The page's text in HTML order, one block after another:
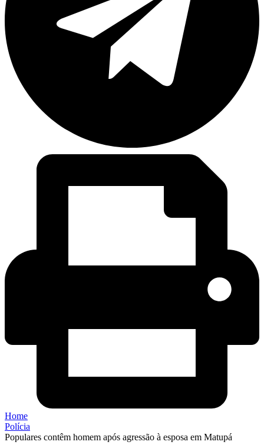
Home
Polícia
Populares contêm homem após agressão à esposa em Matupá